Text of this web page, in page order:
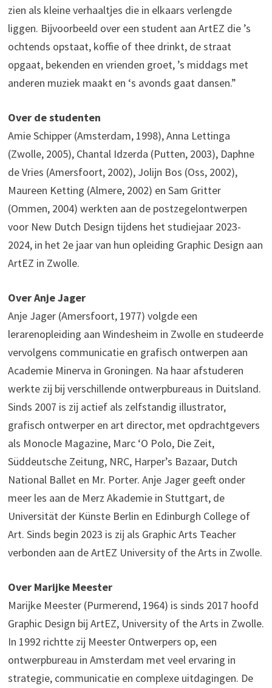
zien als kleine verhaaltjes die in elkaars verlengde
liggen. Bijvoorbeeld over een student aan ArtEZ die ’s
ochtends opstaat, koffie of thee drinkt, de straat
opgaat, bekenden en vrienden groet, ’s middags met
anderen muziek maakt en ‘s avonds gaat dansen.”
Over de studenten
Amie Schipper (Amsterdam, 1998), Anna Lettinga
(Zwolle, 2005), Chantal Idzerda (Putten, 2003), Daphne
de Vries (Amersfoort, 2002), Jolijn Bos (Oss, 2002),
Maureen Ketting (Almere, 2002) en Sam Gritter
(Ommen, 2004) werkten aan de postzegelontwerpen
voor New Dutch Design tijdens het studiejaar 2023-
2024, in het 2e jaar van hun opleiding Graphic Design aan
ArtEZ in Zwolle.
Over Anje Jager
Anje Jager (Amersfoort, 1977) volgde een
lerarenopleiding aan Windesheim in Zwolle en studeerde
vervolgens communicatie en grafisch ontwerpen aan
Academie Minerva in Groningen. Na haar afstuderen
werkte zij bij verschillende ontwerpbureaus in Duitsland.
Sinds 2007 is zij actief als zelfstandig illustrator,
grafisch ontwerper en art director, met opdrachtgevers
als Monocle Magazine, Marc ‘O Polo, Die Zeit,
Süddeutsche Zeitung, NRC, Harper’s Bazaar, Dutch
National Ballet en Mr. Porter. Anje Jager geeft onder
meer les aan de Merz Akademie in Stuttgart, de
Universität der Künste Berlin en Edinburgh College of
Art. Sinds begin 2023 is zij als Graphic Arts Teacher
verbonden aan de ArtEZ University of the Arts in Zwolle.
Over Marijke Meester
Marijke Meester (Purmerend, 1964) is sinds 2017 hoofd
Graphic Design bij ArtEZ, University of the Arts in Zwolle.
In 1992 richtte zij Meester Ontwerpers op, een
ontwerpbureau in Amsterdam met veel ervaring in
strategie, communicatie en complexe uitdagingen. De